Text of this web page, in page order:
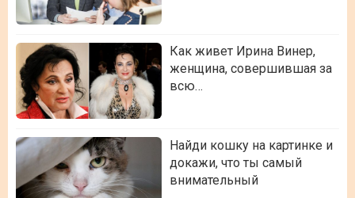
Как живет Ирина Винер,
женщина, совершившая за
всю…
Найди кошку на картинке и
докажи, что ты самый
внимательный